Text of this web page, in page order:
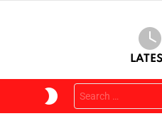
SKIN
Search
for: